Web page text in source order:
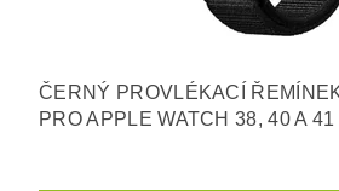
ČERNÝ PROVLÉKACÍ
PRO APPLE WATCH 38, 40 A 41